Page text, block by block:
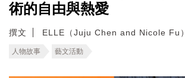
術的自由與熱愛
撰文 ELLE（Juju Chen and Nicole Fu）
人物故事 藝文活動